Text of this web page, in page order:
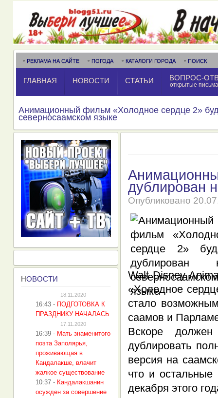
РЕКЛАМА НА САЙТЕ ПОГОДА КАТАЛОГИ ГОРОДА ПОИСК
ГЛАВНАЯ НОВОСТИ СТАТЬИ ВОПРОС-
открытые письма
Анимационный фильм «Холодное сердце 2»
северносаамском языке
дублирован
Опубликовано
Walt Disney
«Холодное
стало
саамов и
Вскоре должен
дублировать
версия на
что и
декабря этого
НОВОСТИ
18.11.2020
16:43 - ПОДГОТОВКА К
ПРАЗДНИКУ НАЧАЛАСЬ
17.11.2020
16:39 - Мать знаменитого
поэта Заполярья,
проживающая в
Кандалакше, влачит
жалкое существование
10:37 - Кандалакшанин
осужден за совершение